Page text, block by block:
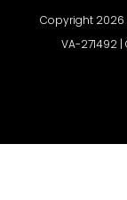
Copyright 2026 |
VA-271492 |